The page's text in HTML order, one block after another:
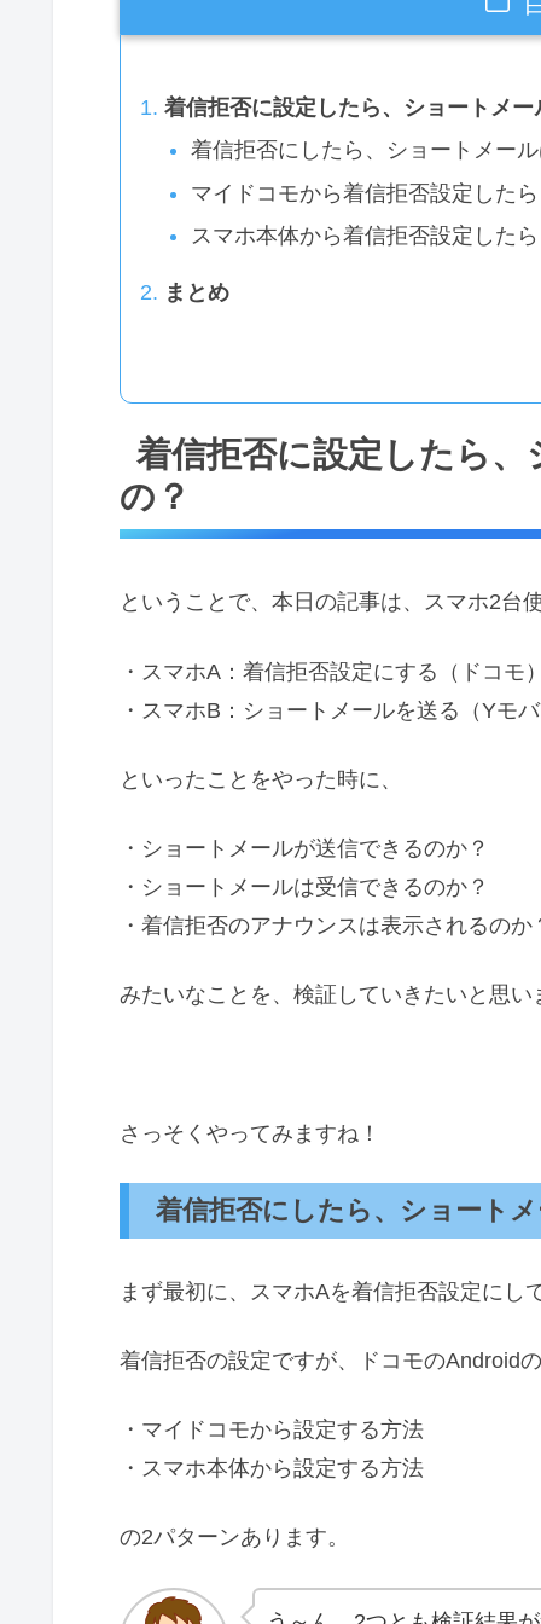
着信拒否に設定したら、ショートメ
着信拒否にしたら、ショートメー
マイドコモから着信拒否設定した
スマホ本体から着信拒否設定した
まとめ
着信拒否に設定したら
の？
ということで、本日の記事は、スマホ2台
・スマホA：着信拒否設定にする（ドコモ
・スマホB：ショートメールを送る（Yモ
といったことをやった時に、
・ショートメールが送信できるのか？
・ショートメールは受信できるのか？
・着信拒否のアナウンスは表示されるのか
みたいなことを、検証していきたいと思い
さっそくやってみますね！
着信拒否にしたら、ショート
まず最初に、スマホAを着信拒否設定にし
着信拒否の設定ですが、ドコモのAndroid
・マイドコモから設定する方法
・スマホ本体から設定する方法
の2パターンあります。